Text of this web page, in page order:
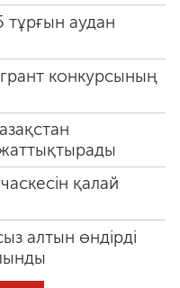
тұрғын аудан
конкурсының
қалай
алтын өндірді